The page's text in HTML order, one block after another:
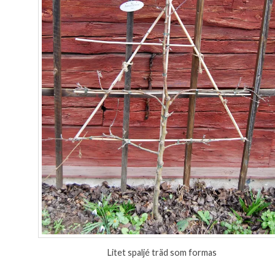
Litet spaljé träd som formas